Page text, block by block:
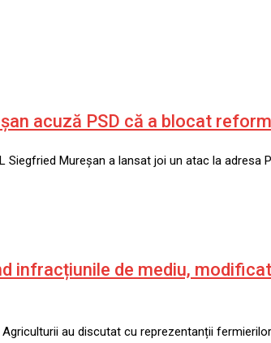
acuză PSD că a blocat
Siegfried Mureșan a lansat joi un atac la
infracțiunile de mediu,
au discutat cu reprezentanții